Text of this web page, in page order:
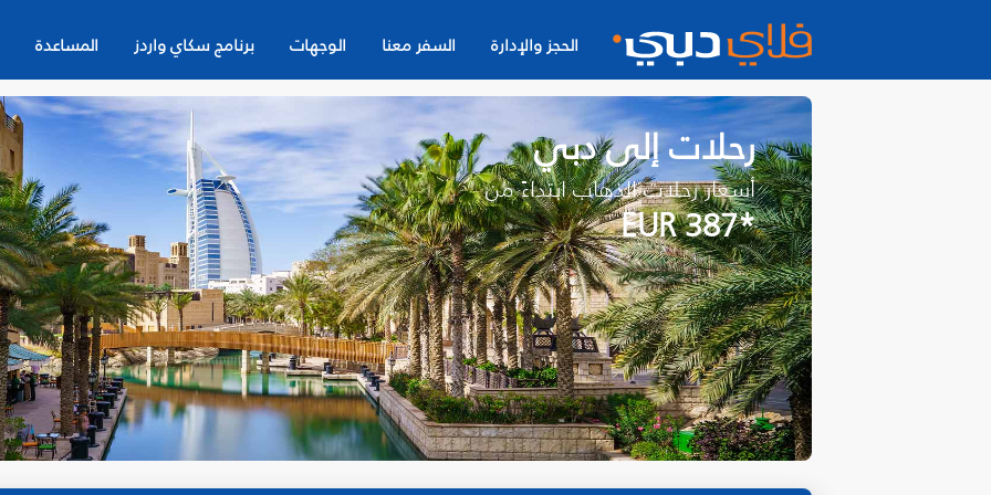
الحجز والإدارة السفر معنا الوجهات برنامج سكاي واردز المساعدة
رحلات إلى دبي
أسعار رحلات الذهاب ابتداءً من
*EUR 387